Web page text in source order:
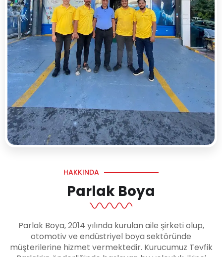
HAKKINDA
Parlak Boya
Parlak Boya, 2014 yılında kurulan aile şirketi olup,
otomotiv ve endüstriyel boya sektöründe
müşterilerine hizmet vermektedir. Kurucumuz Tevfik